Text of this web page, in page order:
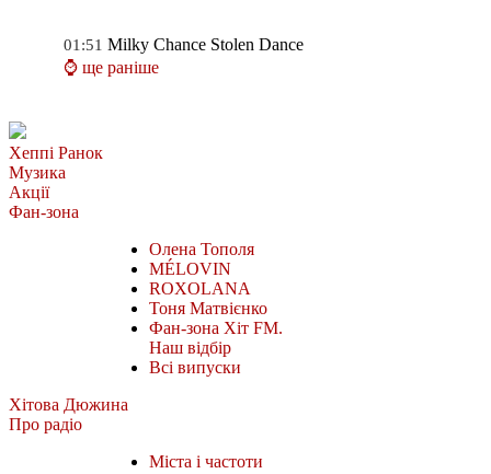
01:51 Milky Chance Stolen Dance
⌚ ще раніше
Хеппі Ранок
Музика
Акції
Фан-зона
Олена Тополя
MÉLOVIN
ROXOLANA
Тоня Матвієнко
Фан-зона Хіт FM.
Наш відбір
Всі випуски
Хітова Дюжина
Про радіо
Міста і частоти